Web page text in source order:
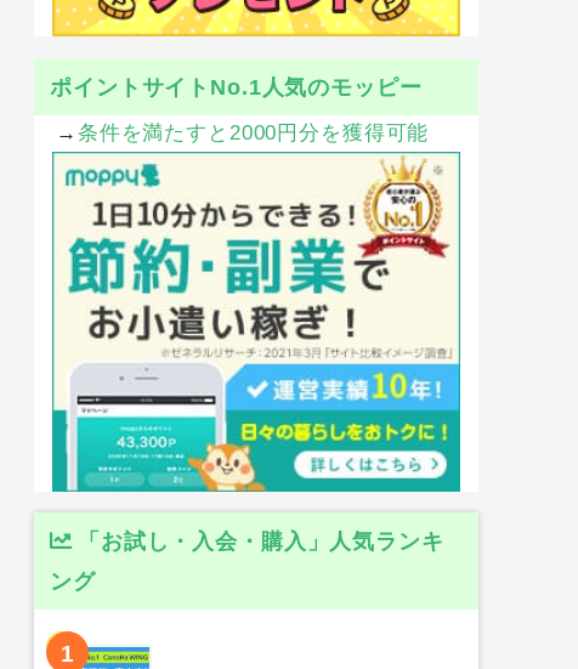
ポイントサイトNo.1人気のモッピー
→ 条件を満たすと2000円分を獲得可能
「お試し・入会・購入」人気ランキ
ング
1